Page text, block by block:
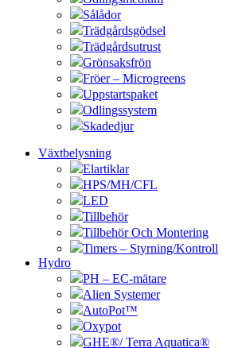
Sålådor
Trädgårdsgödsel
Trädgårdsutrust
Grönsaksfrön
Fröer – Microgreens
Uppstartspaket
Odlingssystem
Skadedjur
Växtbelysning
Elartiklar
HPS/MH/CFL
LED
Tillbehör
Tillbehör Och Montering
Timers – Styrning/Kontroll
Hydro
PH – EC-mätare
Alien Systemer
AutoPot™
Oxypot
GHE®/ Terra Aquatica®